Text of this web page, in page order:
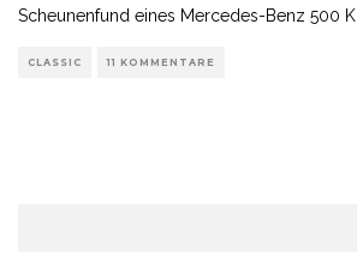
Scheunenfund eines Mercedes-Benz 500 K
CLASSIC 11 KOMMENTARE